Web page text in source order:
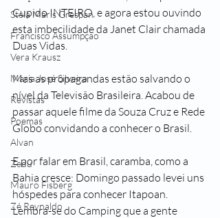
Stela Maris Grespan
Francisco Assumpção
Vera Krausz
Maria José Silveira
Revistas
Poemas
Alvan
Zedu
Mauro Fisberg
Zé Reynaldo
Cupido INTEIRO, e agora estou ouvindo
esta imbecilidade da Janet Clair chamada
Duas Vidas.
Mas as propagandas estão salvando o
nível da Televisão Brasileira. Acabou de
passar aquele filme da Souza Cruz e Rede
Globo convidando a conhecer o Brasil.
E por falar em Brasil, caramba, como a
Bahia cresce: Domingo passado levei uns
hóspedes para conhecer Itapoan.
Lembra-se do Camping que a gente